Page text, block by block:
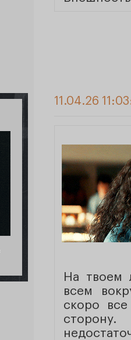
11.04.26
На твоем
всем
скоро